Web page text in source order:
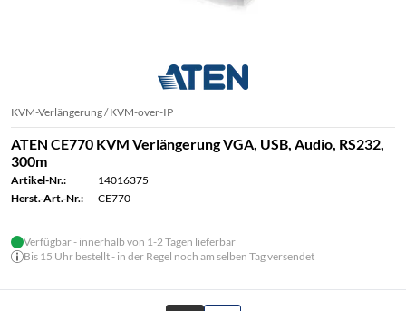
KVM-Verlängerung / KVM-over-IP
ATEN CE770 KVM Verlängerung VGA, USB, Audio, RS232,
300m
Artikel-Nr.:
14016375
Herst.-Art.-Nr.:
CE770
Verfügbar - innerhalb von 1-2 Tagen lieferbar
Bis 15 Uhr bestellt - in der Regel noch am selben Tag versendet